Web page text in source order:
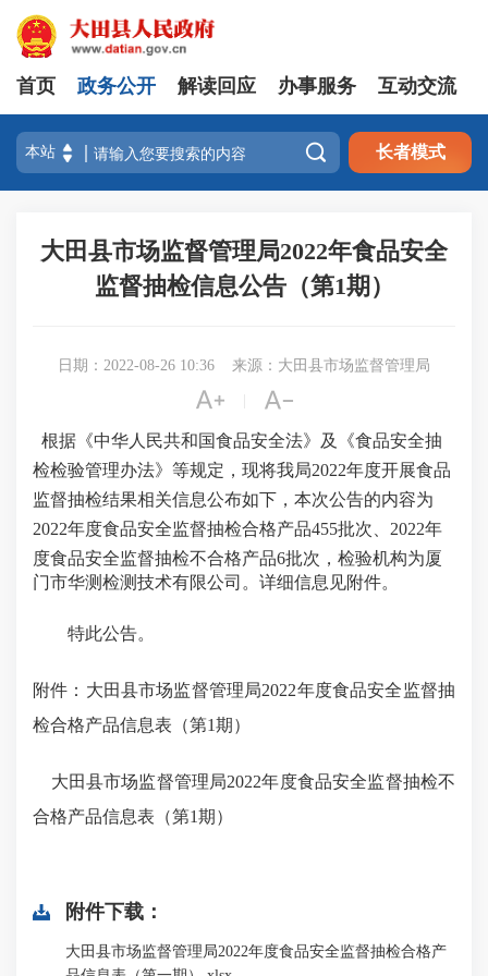
首页 政务公开 解读回应 办事服务 互动交流
 长者模式
大田县市场监督管理局2022年食品安全
监督抽检信息公告（第1期）
日期：2022-08-26 10:36 来源：大田县市场监督管理局
 
根据《中华人民共和国食品安全法》及《食品安全抽
检检验管理办法》等规定，现将我局2022年度开展食品
监督抽检结果相关信息公布如下，本次公告的内容为
2022年度食品安全监督抽检合格产品455批次 、2022年
度食品安全监督抽检不合格产品6批次， 检验机构为厦
门市华测检测技术有限公司。详细信息见附件。
特此公告。
附件：大田县市场监督管理局2022年度食品安全监督抽
检合格产品信息表（第1期）
大田县市场监督管理局2022年度食品安全监督抽检不
合格产品信息表（第1期）
附件下载：
大田县市场监督管理局2022年度食品安全监督抽检合格产